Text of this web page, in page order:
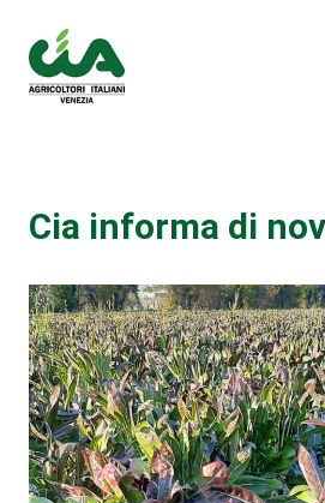
Cia informa di